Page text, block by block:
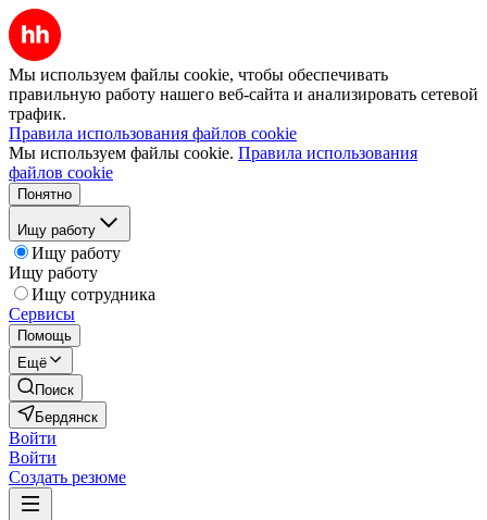
Мы используем файлы cookie, чтобы обеспечивать
правильную работу нашего веб-сайта и анализировать сетевой
трафик.
Правила использования файлов cookie
Мы используем файлы cookie. Правила использования
файлов cookie
Понятно
Ищу работу
Ищу работу
Ищу работу
Ищу сотрудника
Сервисы
Помощь
Ещё
Поиск
Бердянск
Войти
Войти
Создать резюме